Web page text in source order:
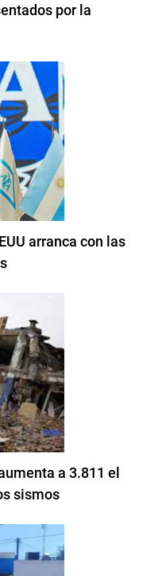
por la
arranca con las
a 3.811 el
sismos